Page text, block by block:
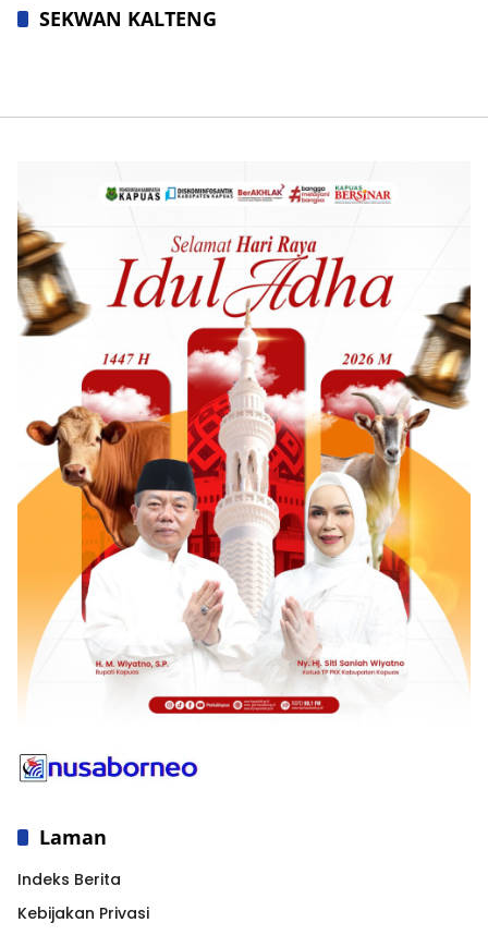
SEKWAN KALTENG
Laman
Indeks Berita
Kebijakan Privasi